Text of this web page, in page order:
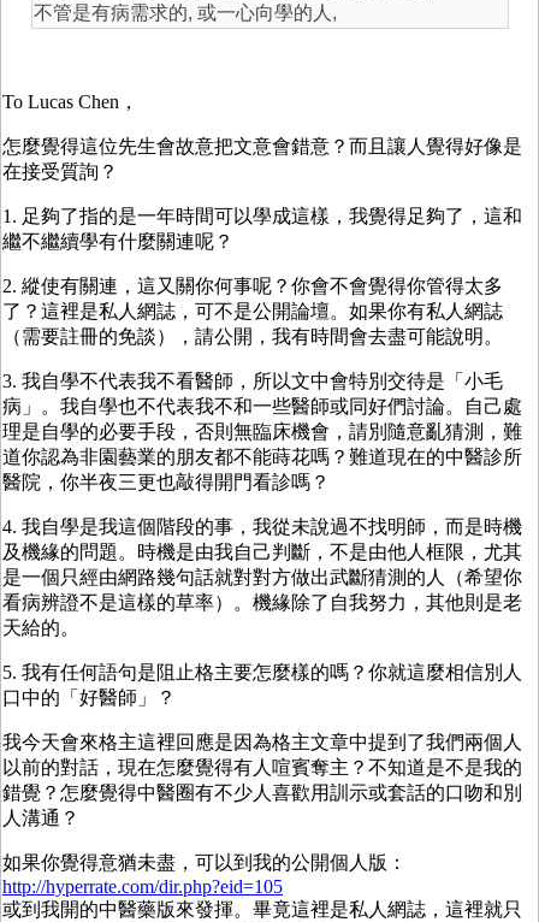
不管是有病需求的, 或一心向學的人,
To Lucas Chen，
怎麼覺得這位先生會故意把文意會錯意？而且讓人覺得好像是
在接受質詢？
1. 足夠了指的是一年時間可以學成這樣，我覺得足夠了，這和
繼不繼續學有什麼關連呢？
2. 縱使有關連，這又關你何事呢？你會不會覺得你管得太多
了？這裡是私人網誌，可不是公開論壇。如果你有私人網誌
（需要註冊的免談），請公開，我有時間會去盡可能說明。
3. 我自學不代表我不看醫師，所以文中會特別交待是「小毛
病」。我自學也不代表我不和一些醫師或同好們討論。自己處
理是自學的必要手段，否則無臨床機會，請別隨意亂猜測，難
道你認為非園藝業的朋友都不能蒔花嗎？難道現在的中醫診所
醫院，你半夜三更也敲得開門看診嗎？
4. 我自學是我這個階段的事，我從未說過不找明師，而是時機
及機緣的問題。時機是由我自己判斷，不是由他人框限，尤其
是一個只經由網路幾句話就對對方做出武斷猜測的人（希望你
看病辨證不是這樣的草率）。機緣除了自我努力，其他則是老
天給的。
5. 我有任何語句是阻止格主要怎麼樣的嗎？你就這麼相信別人
口中的「好醫師」？
我今天會來格主這裡回應是因為格主文章中提到了我們兩個人
以前的對話，現在怎麼覺得有人喧賓奪主？不知道是不是我的
錯覺？怎麼覺得中醫圈有不少人喜歡用訓示或套話的口吻和別
人溝通？
如果你覺得意猶未盡，可以到我的公開個人版：
http://hyperrate.com/dir.php?eid=105
或到我開的中醫藥版來發揮。畢竟這裡是私人網誌，這裡就只